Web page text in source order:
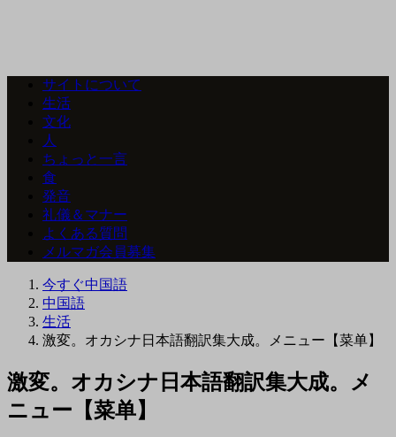
サイトについて
生活
文化
人
ちょっと一言
食
発音
礼儀＆マナー
よくある質問
メルマガ会員募集
今すぐ中国語
中国語
生活
激変。オカシナ日本語翻訳集大成。メニュー【菜单】
激変。オカシナ日本語翻訳集大成。メ
ニュー【菜单】